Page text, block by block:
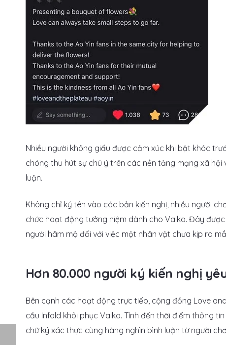
Nhiều người không giấu được cảm xúc khi bật khóc
chóng thu hút sự chú ý trên các nền tảng mạng xã
luận.
Không chỉ ký tên vào các bản kiến nghị, nhiều người
chức hoạt động tưởng niệm dành cho Valko. Đây
người hâm mộ đối với việc một nhân vật chưa kịp ra
Hơn 80.000 người ký kiến nghị
Bên cạnh các hoạt động trực tiếp, cộng đồng Love
cầu Infold khôi phục Valko. Tính đến thời điểm thông
chữ ký xác thực cùng hàng nghìn bình luận từ người